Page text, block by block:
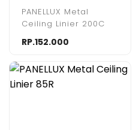
PANELLUX Metal
Ceiling Linier 200C
RP.152.000